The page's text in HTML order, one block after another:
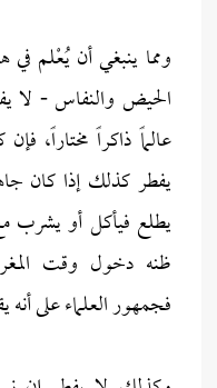
ومما ينبغي أن يُعْلم
الحيض والنفاس - لا
عالماً ذاكراً مختاراً،
يفطر كذلك إذا كان
يطلع فيأكل أو يشرب
ظنه دخول وقت
فجمهور العلماء على